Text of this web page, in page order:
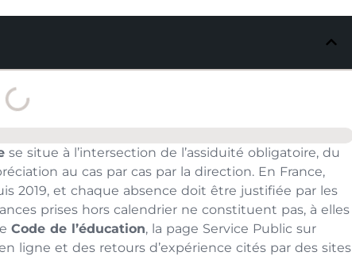
se situe à l’intersection de l’assiduité obligatoire, du
au cas par cas par la direction. En France,
2019, et chaque absence doit être justifiée par les
prises hors calendrier ne constituent pas, à elles
Code de l’éducation, la page Service Public sur
ligne et des retours d’expérience cités par des sites